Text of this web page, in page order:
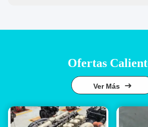
Ofertas
Ver Más